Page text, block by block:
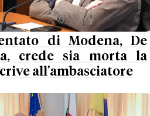
di Modena, De
crede sia morta la
all'ambasciatore